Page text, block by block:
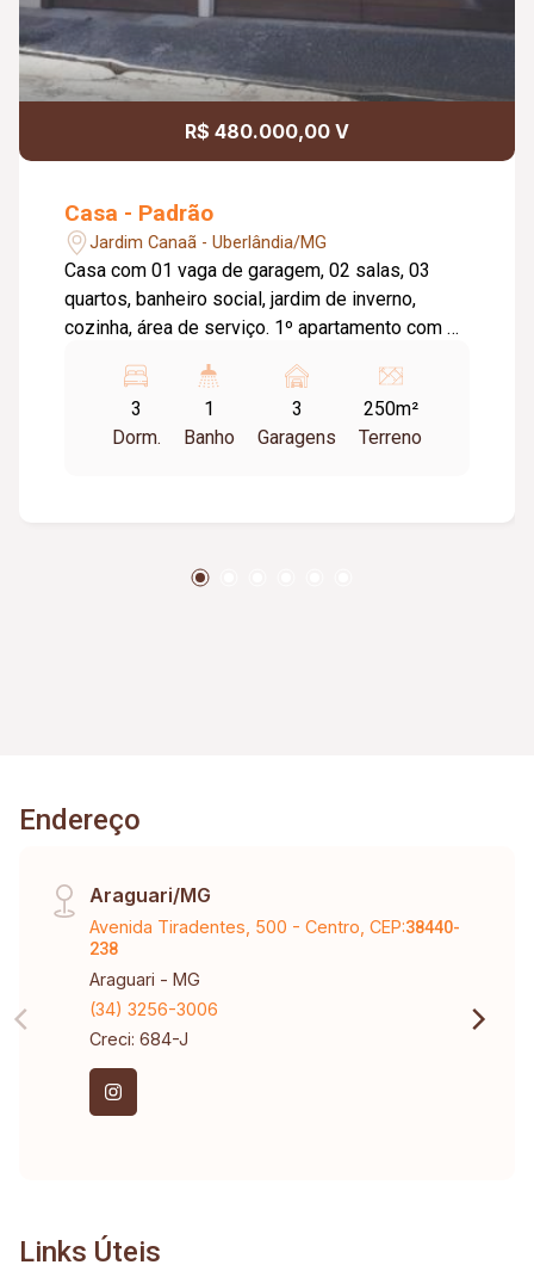
R$ 480.000,00 V
Casa - Padrão
Jardim Canaã - Uberlândia/MG
Casa com 01 vaga de garagem, 02 salas, 03
quartos, banheiro social, jardim de inverno,
cozinha, área de serviço. 1º apartamento com 01
sala conjugada com a cozinha, área de serviço.
Piso cerâmica. 2º apartamento com 01 vaga de
garagem, sala, 02 quartos, banheiro social, 02
3
Dorm.
1
Banho
3
Garagens
250m²
Terreno
Endereço
Araguari/MG
Avenida Tiradentes, 500 - Centro, CEP:38440-
238
Araguari - MG
(34) 3256-3006
Creci: 684-J
Links Úteis